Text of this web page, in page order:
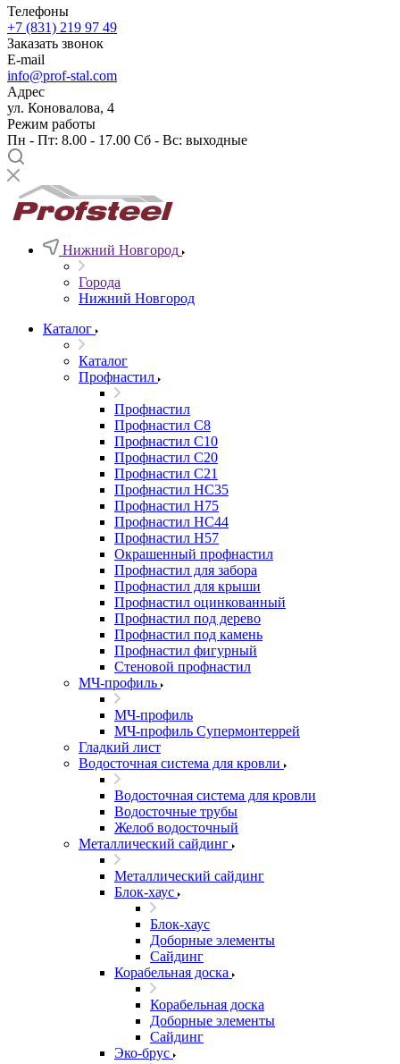
Телефоны
+7 (831) 219 97 49
Заказать звонок
E-mail
info@prof-stal.com
Адрес
ул. Коновалова, 4
Режим работы
Пн - Пт: 8.00 - 17.00 Сб - Вс: выходные
Нижний Новгород
Города
Нижний Новгород
Каталог
Каталог
Профнастил
Профнастил
Профнастил С8
Профнастил С10
Профнастил С20
Профнастил С21
Профнастил НС35
Профнастил Н75
Профнастил HC44
Профнастил Н57
Окрашенный профнастил
Профнастил для забора
Профнастил для крыши
Профнастил оцинкованный
Профнастил под дерево
Профнастил под камень
Профнастил фигурный
Стеновой профнастил
МЧ-профиль
МЧ-профиль
МЧ-профиль Супермонтеррей
Гладкий лист
Водосточная система для кровли
Водосточная система для кровли
Водосточные трубы
Желоб водосточный
Металлический сайдинг
Металлический сайдинг
Блок-хаус
Блок-хаус
Доборные элементы
Сайдинг
Корабельная доска
Корабельная доска
Доборные элементы
Сайдинг
Эко-брус